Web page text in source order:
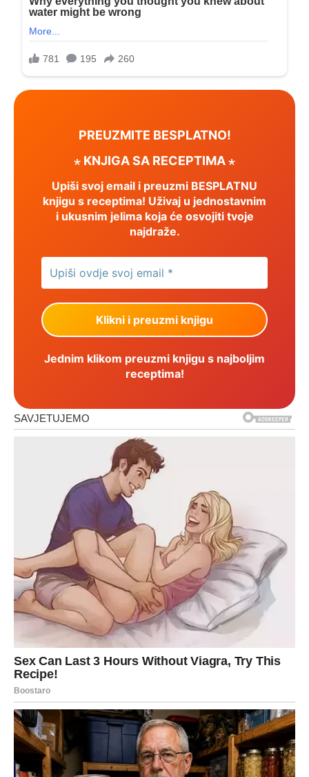
PREUZMITE BESPLATNO!
⋆ KNJIGA SA RECEPTIMA ⋆
Upiši svoj email i preuzmi BESPLATNU
knjigu s receptima! Uživaj u jednostavnim
i ukusnim jelima koja će osvojiti tvoje
najdraže.
Jednim klikom preuzmi knjigu s najboljim
receptima!